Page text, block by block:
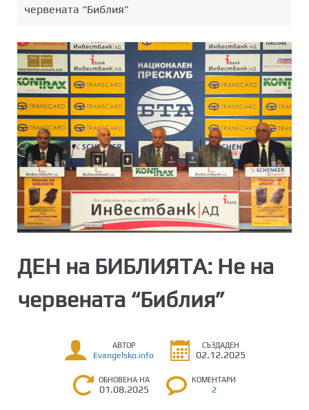
червената “Библия”
ДЕН на БИБЛИЯТА: Не на
червената “Библия”
АВТОР
Evangelsko.info
СЪЗДАДЕН
02.12.2025
ОБНОВЕНА НА
01.08.2025
КОМЕНТАРИ
2